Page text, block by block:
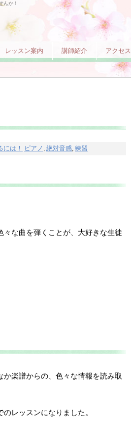
んか！
レッスン案内 講師紹介 アクセス
には！ ピアノ , 絶対音感, 練習
な曲を弾くことが、大好きな生徒
楽譜からの、色々な情報を読み取
レッスンになりました。